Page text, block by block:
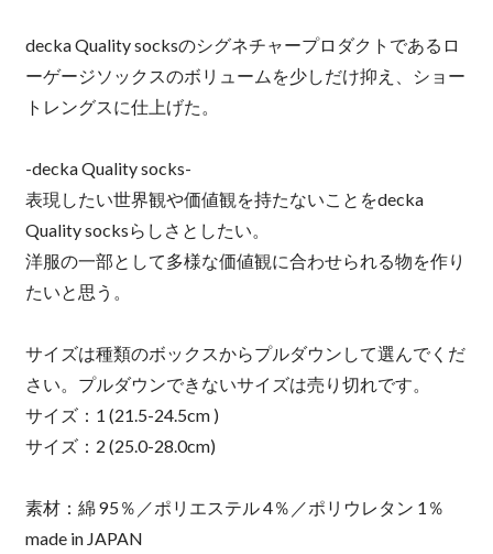
decka Quality socksのシグネチャープロダクトであるロ
ーゲージソックスのボリュームを少しだけ抑え、ショー
トレングスに仕上げた。
-decka Quality socks-
​表現したい世界観や価値観を持たないことをdecka
Quality socksらしさとしたい。
洋服の一部として多様な価値観に合わせられる物を作り
たいと思う。
サイズは種類のボックスからプルダウンして選んでくだ
さい。プルダウンできないサイズは売り切れです。
サイズ：1 (21.5-24.5cm )
サイズ：2 (25.0-28.0cm)
素材：綿 95％／ポリエステル 4％／ポリウレタン 1％
made in JAPAN